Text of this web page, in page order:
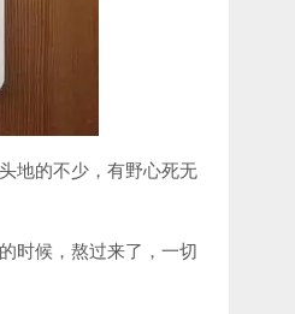
地的不少，有野心死无
时候，熬过来了，一切